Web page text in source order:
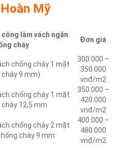
Mỹ
làm vách ngăn
cháy
Đơn giá
chống cháy 1 mặt
cháy 9 mm)
300.000 –
350.000
vnđ/m2
chống cháy 1 mặt
12,5 mm
350.000 –
420.000
vnđ/m2
chống cháy 2 mặt
cháy 9 mm
400.000 –
480.000
vnđ/m2